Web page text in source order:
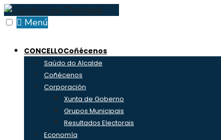
Skip
to
Menú
CONCELLOCoñécenos
Saúdo do Alcalde
Coñécenos
Corporación
Xunta de Goberno
Grupos Municipais
Resultados Electorais
Economía